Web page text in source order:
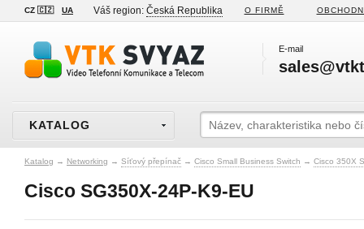
CZ 🇨🇿 UA Váš region: Česká Republika O FIRMĚ
E-mail
KATALOG
Katalog → Networking → Síťový přepínač → Cisco Small Business Switch → Cisco 350X
Cisco SG350X-24P-K9-EU